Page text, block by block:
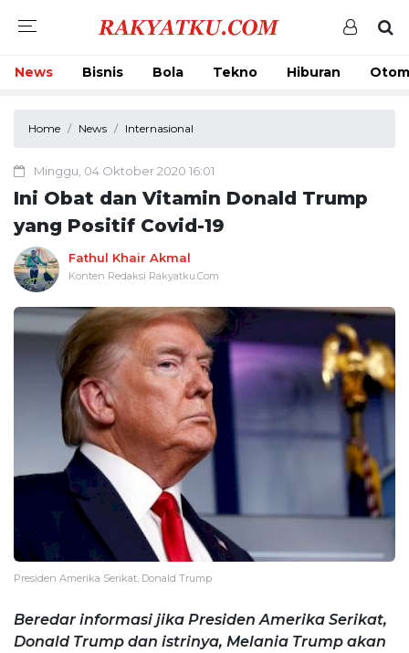
News Bisnis Bola Tekno Hiburan
Home News Internasional
Minggu, 04 Oktober 2020 16:01
Ini Obat dan Vitamin Donald Trump
yang Positif Covid-19
Fathul Khair Akmal
Konten Redaksi Rakyatku.Com
Presiden Amerika Serikat, Donald Trump
Beredar informasi jika Presiden Amerika Serikat,
Donald Trump dan istrinya, Melania Trump akan